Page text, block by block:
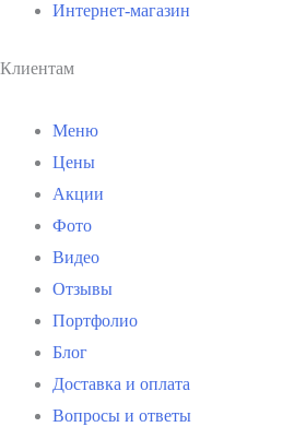
Интернет-магазин
Клиентам
Меню
Цены
Акции
Фото
Видео
Отзывы
Портфолио
Блог
Доставка и оплата
Вопросы и ответы